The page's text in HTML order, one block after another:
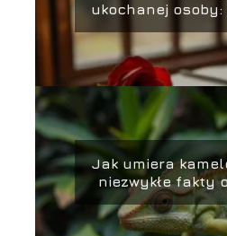
ukochanej osoby:
Jak umiera
niezwykłe fakty
życia